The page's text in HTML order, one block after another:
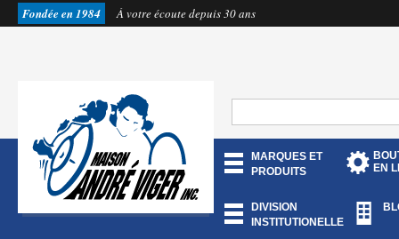
Fondée en 1984 À votre écoute depuis 30 ans
MARQUES ET
PRODUITS
EN
DIVISION
INSTITUTIONELLE